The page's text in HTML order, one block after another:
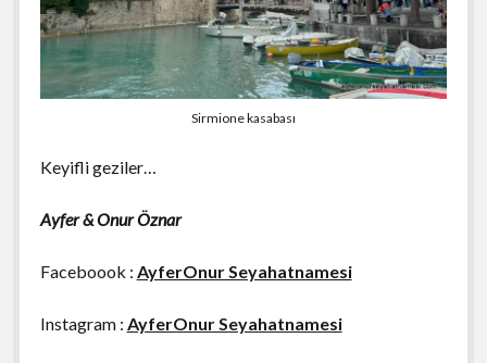
Sirmione kasabası
Keyifli geziler…
Ayfer & Onur Öznar
Faceboook : AyferOnur Seyahatnamesi
Instagram : AyferOnur Seyahatnamesi